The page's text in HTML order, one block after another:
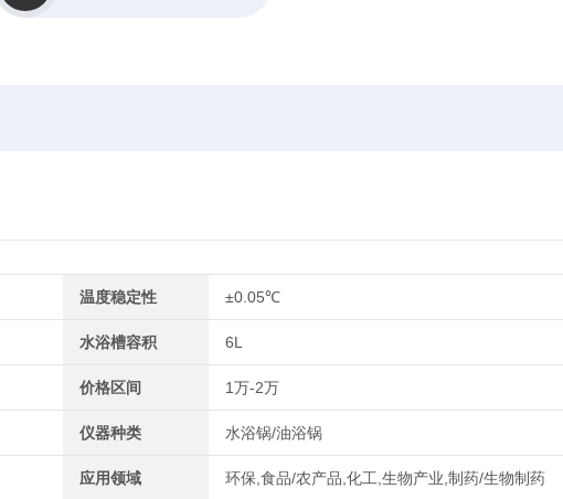
温度稳定性 ±0.05℃
水浴槽容积 6L
价格区间 1万-2万
仪器种类 水浴锅/油浴锅
应用领域 环保,食品/农产品,化工,生物产业,制药/生物制药